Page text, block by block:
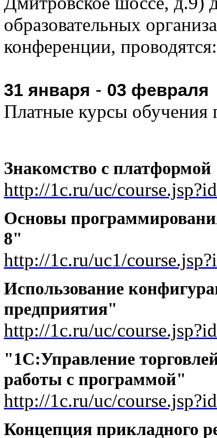
образовательных
конференции, проводятся:
31 января - 03 февраля
Платные курсы обучения
Знакомство с
http://1c.ru/uc/
Основы
8"
http://1c.ru/uc1/
Использование
предприятия"
http://1c.ru/uc/
"1С:Управление
работы с программой"
http://1c.ru/uc/
Концепция прикладного